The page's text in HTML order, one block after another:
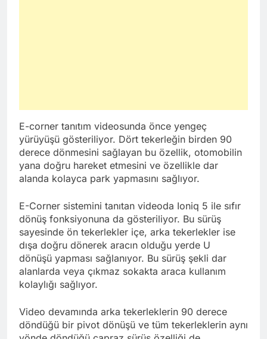
E-corner tanıtım videosunda önce yengeç
yürüyüşü gösteriliyor. Dört tekerleğin birden 90
derece dönmesini sağlayan bu özellik, otomobilin
yana doğru hareket etmesini ve özellikle dar
alanda kolayca park yapmasını sağlıyor.
E-Corner sistemini tanıtan videoda Ioniq 5 ile sıfır
dönüş fonksiyonuna da gösteriliyor. Bu sürüş
sayesinde ön tekerlekler içe, arka tekerlekler ise
dışa doğru dönerek aracın olduğu yerde U
dönüşü yapması sağlanıyor. Bu sürüş şekli dar
alanlarda veya çıkmaz sokakta araca kullanım
kolaylığı sağlıyor.
Video devamında arka tekerleklerin 90 derece
döndüğü bir pivot dönüşü ve tüm tekerleklerin aynı